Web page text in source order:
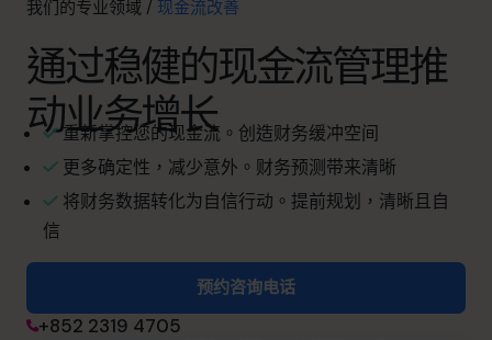
规模扩张
首席财务官的 首席财务官
其他服务
运作方式
我们的首席财务官
成功案例
关于我们
加入团队
我们的专业领域 / 现金流改善
通过稳健的现金流管理推
动业务增长
重新掌控您的现金流。创造财务缓冲空间
更多确定性，减少意外。财务预测带来清晰
将财务数据转化为自信行动。提前规划，清晰且自
信
预约咨询电话
+852 2319 4705